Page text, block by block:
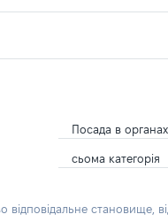
Посада в
сьома категорія
становище,